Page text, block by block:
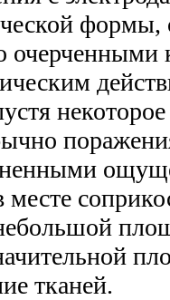
формы,
тканей.